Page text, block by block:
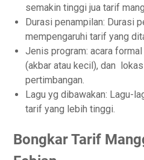
semakin tinggi jua tarif
Durasi penampilan: Durasi
mempengaruhi tarif yang
Jenis program: acara
(akbar atau kecil), dan
pertimbangan.
Lagu yg dibawakan: Lagu-
tarif yang lebih tinggi.
Bongkar Tarif